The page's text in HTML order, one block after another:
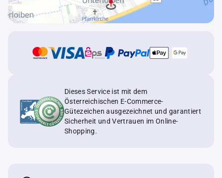
Dieses Service ist mit dem
Österreichischen E-Commerce-
Gütezeichen ausgezeichnet und garantiert
Sicherheit und Vertrauen im Online-
Shopping.